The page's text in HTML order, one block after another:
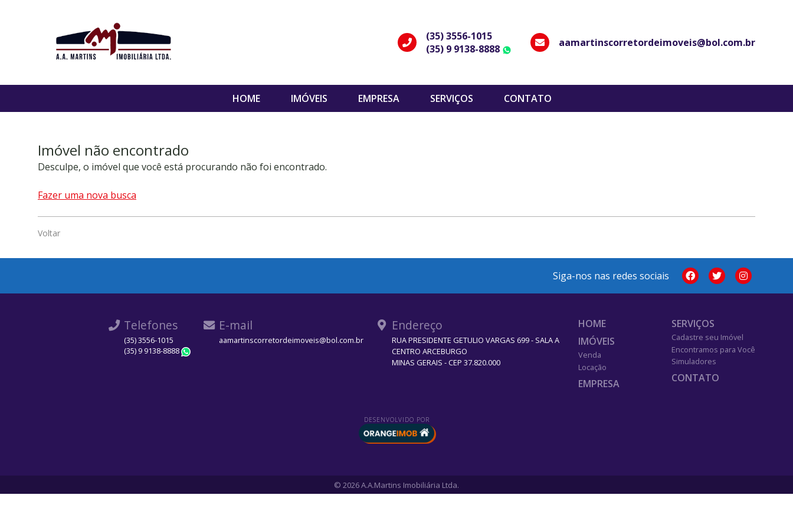
(35) 3556-1015
(35) 9 9138-8888
WhatsApp
aamartinscorretordeimoveis@bol.com.br
HOME IMÓVEIS EMPRESA SERVIÇOS CONTATO
Imóvel não encontrado
Desculpe, o imóvel que você está procurando não foi encontrado.
Fazer uma nova busca
Voltar
Siga-nos nas redes sociais
Telefones
(35) 3556-1015
(35) 9 9138-8888
E-mail
aamartinscorretordeimoveis@bol.com.br
Endereço
RUA PRESIDENTE GETULIO VARGAS 699 - SALA A
CENTRO ARCEBURGO
MINAS GERAIS - CEP 37.820.000
HOME
IMÓVEIS
Venda
Locação
EMPRESA
SERVIÇOS
Cadastre seu Imóvel
Encontramos para Você
Simuladores
CONTATO
DESENVOLVIDO POR
© 2026 A.A.Martins Imobiliária Ltda.